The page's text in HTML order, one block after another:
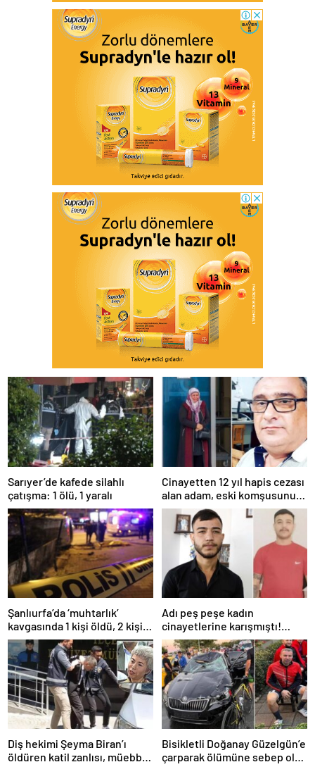
Sarıyer’de kafede silahlı
çatışma: 1 ölü, 1 yaralı
Cinayetten 12 yıl hapis cezası
alan adam, eski komşusunu
öldürüp kayıplara karıştı
Şanlıurfa’da ‘muhtarlık’
kavgasında 1 kişi öldü, 2 kişi
yaralandı
Adı peş peşe kadın
cinayetlerine karışmıştı!
Ümitcan Uygun’un
cezaevindeki yeni görüntüsü
ortaya çıktı
Diş hekimi Şeyma Biran’ı
öldüren katil zanlısı, müebbet
Bisikletli Doğanay Güzelgün’e
çarparak ölümüne sebep olan